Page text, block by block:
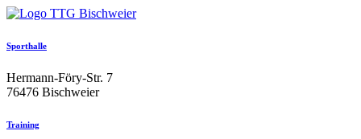
Sporthalle
Hermann-Föry-Str. 7
76476 Bischweier
Training